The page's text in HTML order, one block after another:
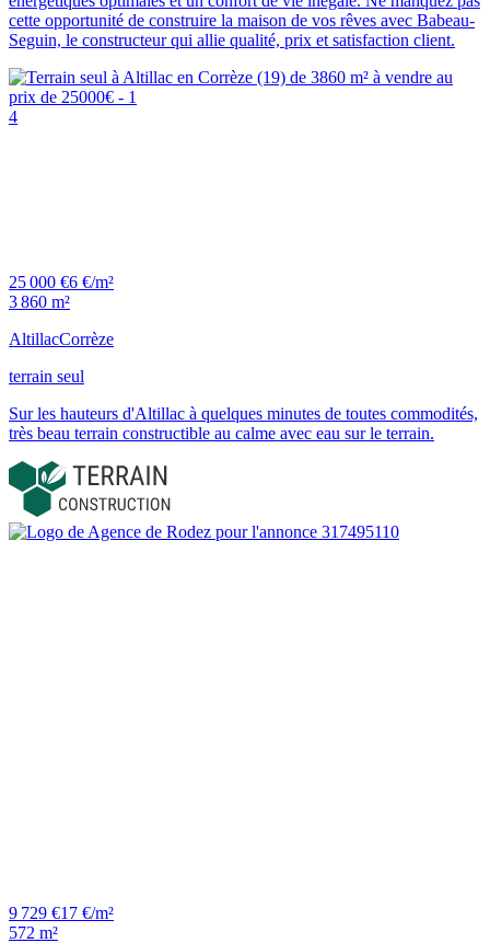
cette opportunité de construire la maison de vos rêves avec Babeau-
Seguin, le constructeur qui allie qualité, prix et satisfaction client.
4
25 000 €6 €/m²
3 860 m²
AltillacCorrèze
terrain seul
Sur les hauteurs d'Altillac à quelques minutes de toutes commodités,
très beau terrain constructible au calme avec eau sur le terrain.
9 729 €17 €/m²
572 m²